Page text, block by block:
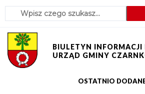
Przejdź
menu
Przejdź
treści
Przejdź
wyszukiwania
Przejdź
stopki
Szukaj
BIULETYN INFORMACJI
URZĄD GMINY
OSTATNIO